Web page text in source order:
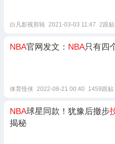
白凡影视剪辑 2021-03-03 11:47 2跟贴
NBA官网发文： NBA只有四
体育怪侠 2022-08-21 00:40 1459跟贴
NBA球星同款！犹豫后撤步
揭秘